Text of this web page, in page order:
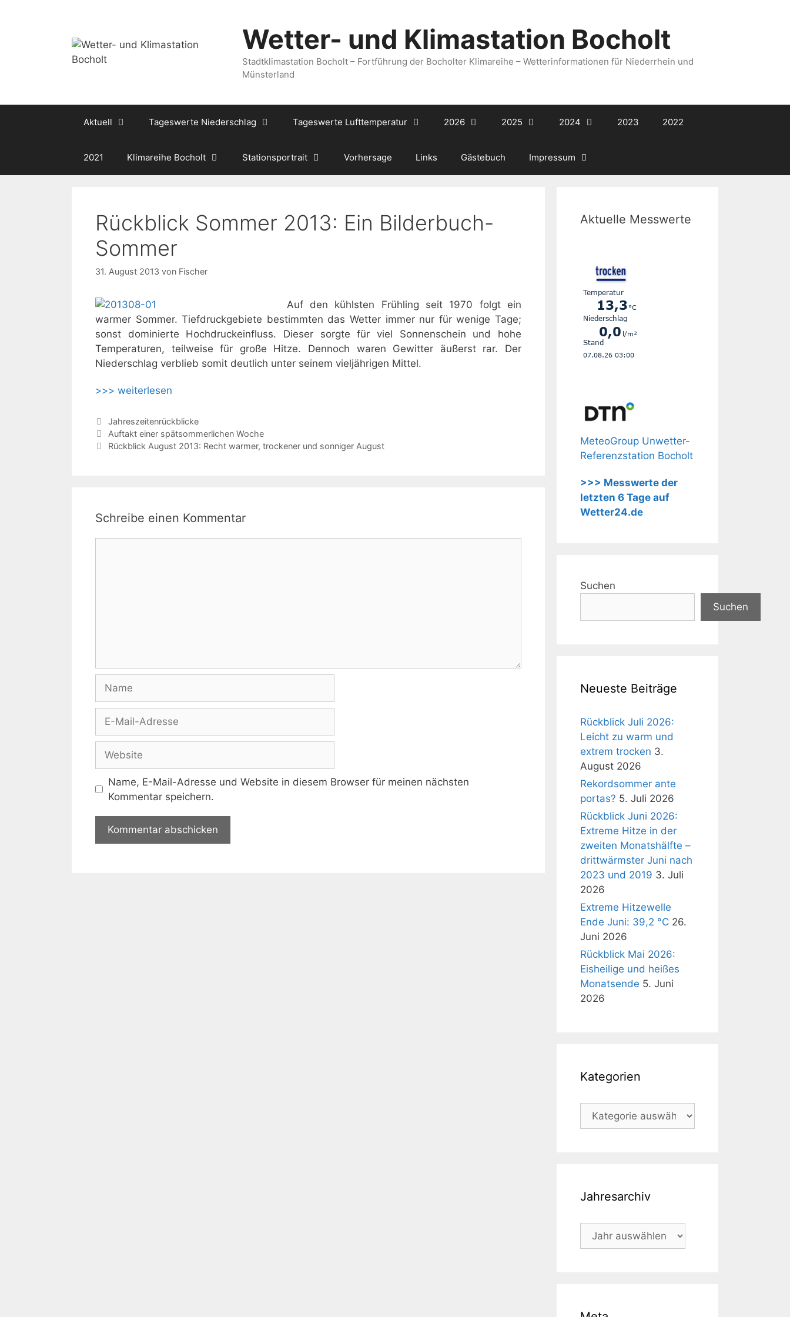
Wetter- und Klimastation Bocholt
Stadtklimastation Bocholt – Fortführung der Bocholter Klimareihe – Wetterinformationen für Niederrhein und
Münsterland
Aktuell Tageswerte Niederschlag Tageswerte Lufttemperatur 2026 2025 2024 2023 2022
2021 Klimareihe Bocholt Stationsportrait Vorhersage Links Gästebuch Impressum
Rückblick Sommer 2013: Ein Bilderbuch-
Sommer
31. August 2013 von Fischer
Auf den kühlsten Frühling seit 1970 folgt ein
warmer Sommer. Tiefdruckgebiete bestimmten das Wetter immer nur für wenige Tage;
sonst dominierte Hochdruckeinfluss. Dieser sorgte für viel Sonnenschein und hohe
Temperaturen, teilweise für große Hitze. Dennoch waren Gewitter äußerst rar. Der
Niederschlag verblieb somit deutlich unter seinem vieljährigen Mittel.
>>> weiterlesen
Kategorien
Jahreszeitenrückblicke
Auftakt einer spätsommerlichen Woche
Rückblick August 2013: Recht warmer, trockener und sonniger August
Schreibe einen Kommentar
Mail-
Adresse
Name, E-Mail-Adresse und Website in diesem Browser für meinen nächsten
Kommentar speichern.
Aktuelle Messwerte
MeteoGroup Unwetter-
Referenzstation Bocholt
>>> Messwerte der
letzten 6 Tage auf
Wetter24.de
Suchen
Suchen
Neueste Beiträge
Rückblick Juli 2026:
Leicht zu warm und
extrem trocken 3.
August 2026
Rekordsommer ante
portas? 5. Juli 2026
Rückblick Juni 2026:
Extreme Hitze in der
zweiten Monatshälfte –
drittwärmster Juni nach
2023 und 2019 3. Juli
2026
Extreme Hitzewelle
Ende Juni: 39,2 °C 26.
Juni 2026
Rückblick Mai 2026:
Eisheilige und heißes
Monatsende 5. Juni
2026
Kategorien
Kategorien
Jahresarchiv